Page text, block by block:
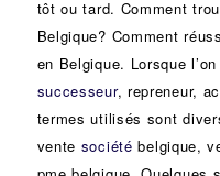
tôt ou tard. Comment
Belgique? Comment
en Belgique. Lorsque
successeur, repreneur,
termes utilisés sont
vente société belgique,